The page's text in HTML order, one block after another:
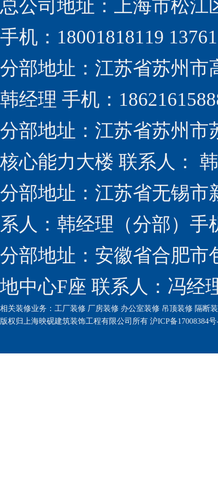
总公司地址：上海市松江
手机：18001818119
分部地址：江苏省苏州市
韩经理 手机：
分部地址：江苏省苏州市
核心能力大楼 联系人：
分部地址：江苏省无锡市
系人：韩经理（分部）手
分部地址：安徽省合肥市
地中心F座 联系人：冯经
相关装修业务： 工厂装修 厂房装修 办公室装修 吊顶装修 隔断
版权归上海映砚建筑装饰工程有限公司所有 沪ICP备17008384号